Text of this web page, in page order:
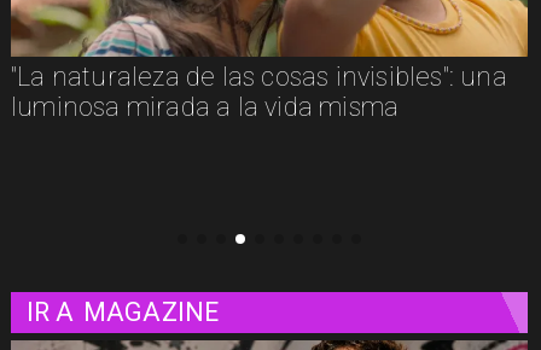
"La naturaleza de las cosas invisibles": una
luminosa mirada a la vida misma
IR A MAGAZINE